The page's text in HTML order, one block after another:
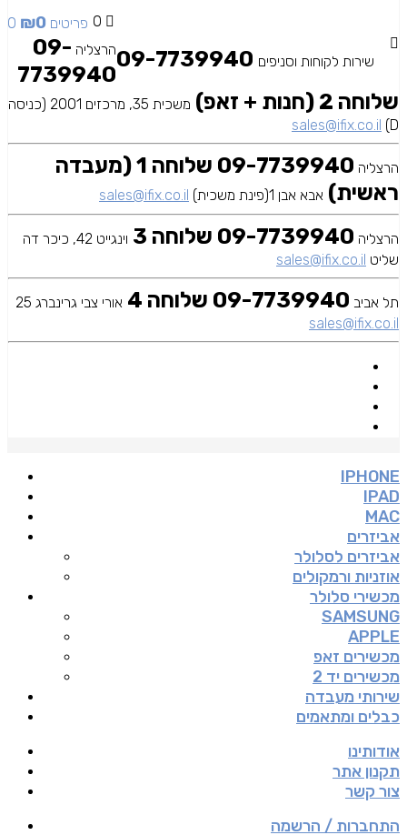
0 0 פריטים ₪0
שירות לקוחות וסניפים
הרצליה 09-
7739940
שלוחה 2 (חנות + זאפ)
משכית 35, מרכזים 2001 (כניסה
D)
sales@ifix.co.il
הרצליה
09-7739940 שלוחה 1 (מעבדה
ראשית) אבא אבן 1(פינת משכית) sales@ifix.co.il
הרצליה 09-7739940 שלוחה 3
וינגייט 42, כיכר דה
שליט sales@ifix.co.il
תל אביב 09-7739940 שלוחה 4
אורי צבי גרינברג 25
sales@ifix.co.il
IPHONE
IPAD
MAC
אביזרים
אביזרים לסלולר
אוזניות ורמקולים
מכשירי סלולר
SAMSUNG
APPLE
מכשירים זאפ
מכשירים יד 2
שירותי מעבדה
כבלים ומתאמים
אודותינו
תקנון אתר
צור קשר
התחברות / הרשמה